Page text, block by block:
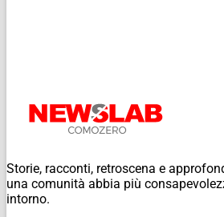
Storie, racconti, retroscena e
una comunità abbia più
intorno.